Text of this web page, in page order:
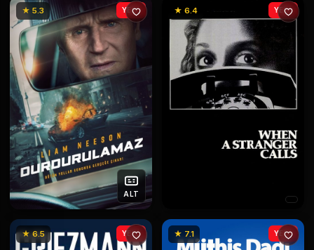
★ 5.3
ALT
YENİ ★ 6.4 YENİ
★ 6.5 YENİ ★ 7.1 YENİ